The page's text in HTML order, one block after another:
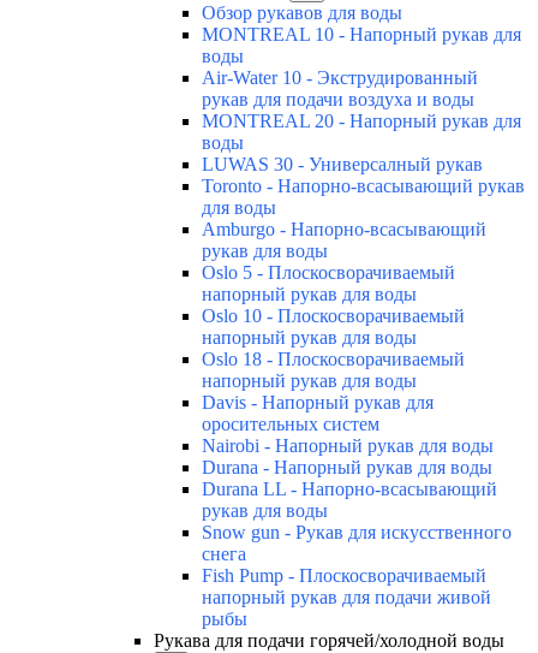
Обзор рукавов для воды
MONTREAL 10 - Напорный рукав для
воды
Air-Water 10 - Экструдированный
рукав для подачи воздуха и воды
MONTREAL 20 - Напорный рукав для
воды
LUWAS 30 - Универсалный рукав
Toronto - Напорно-всасывающий рукав
для воды
Amburgo - Напорно-всасывающий
рукав для воды
Oslo 5 - Плоскосворачиваемый
напорный рукав для воды
Oslo 10 - Плоскосворачиваемый
напорный рукав для воды
Oslo 18 - Плоскосворачиваемый
напорный рукав для воды
Davis - Напорный рукав для
оросительных систем
Nairobi - Напорный рукав для воды
Durana - Напорный рукав для воды
Durana LL - Напорно-всасывающий
рукав для воды
Snow gun - Рукав для искусственного
снега
Fish Pump - Плоскосворачиваемый
напорный рукав для подачи живой
рыбы
Рукава для подачи горячей/холодной воды